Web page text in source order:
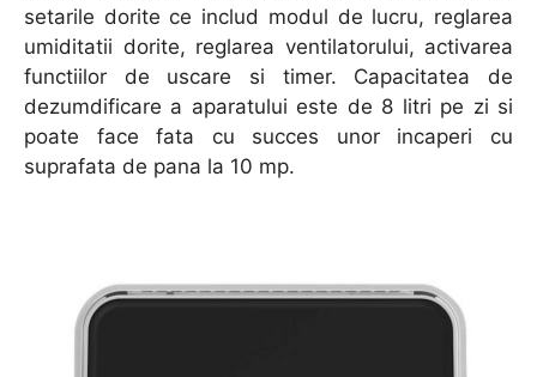
setarile dorite ce includ modul de lucru, reglarea
umiditatii dorite, reglarea ventilatorului, activarea
functiilor de uscare si timer. Capacitatea de
dezumdificare a aparatului este de 8 litri pe zi si
poate face fata cu succes unor incaperi cu
suprafata de pana la 10 mp.